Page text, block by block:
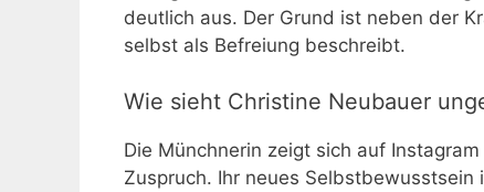
deutlich aus. Der Grund ist neben der
selbst als Befreiung beschreibt.
Wie sieht Christine Neubauer
Die Münchnerin zeigt sich auf
Zuspruch. Ihr neues